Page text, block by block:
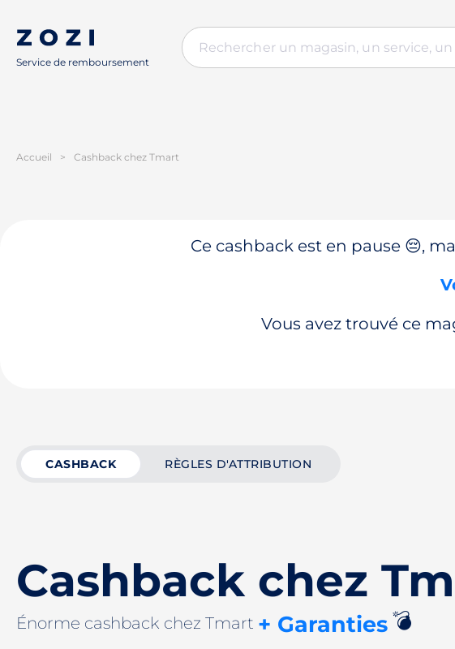
Service de remboursement
Accueil > Cashback chez Tmart
Ce cashback est en pause 😔,
Vous avez trouvé ce
CASHBACK RÈGLES D'ATTRIBUTION
Cashback chez
Énorme cashback chez Tmart + Garanties💣